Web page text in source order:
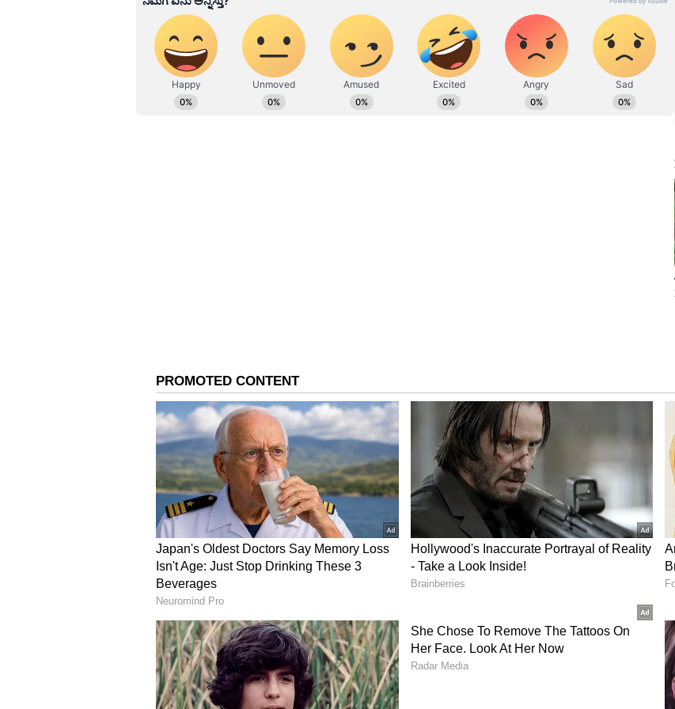
ಒಪ್ಪಿಕೊಳ್ಳುವ ಅನಿವಾರ್ಯತೆ ಉಂಟಾಯಿತು ಎಂದು ದೀಪಿಕಾ (Deepika Padukone) ಹೇಳಿಕೊಂಡಿದ್ದಾರೆ.
ಇದು ವೈರಲ್​ ಆಗುತ್ತಲೇ ಥಹರೇವಾರಿ ಕಮೆಂಟ್​ಗಳ ಸುರಿಮಳೆಯಾಗುತ್ತಿದೆ. ಕೆಲವರು ಎಷ್ಟು ಕಲಿತರು
ಎನ್ನುವುದು ಮುಖ್ಯವಲ್ಲ, ಎಷ್ಟು ಯಶಸ್ಸು ಪಡೆದಿದ್ದೀರಿ ಎನ್ನುವುದು ಮುಖ್ಯವಾಗುತ್ತದೆ ಎಂದಿದ್ದರೆ, ನಿಮ್ಮ ಇಂಗ್ಲಿಷ್​
ತುಂಬಾ ಚೆನ್ನಾಗಿದೆ ಎಂದು ಕೆಲವರು ಹೇಳಿದ್ದಾರೆ. ಇನ್ನು ಕೆಲವರು ಈಗಲಾದರೂ ಡಿಗ್ರಿ ಪಡೆಯಿರಿ ಎಂದಿದ್ದಾರೆ.
'ಭೀಮಾ ಕೊರೆಗಾಂವ್' ಮೂಲಕ ಸ್ಯಾಂಡಲ್​ವುಡ್​ನಲ್ಲಿ ಮತ್ತೆ ದೀಪಿಕಾ? ನಿರ್ದೇಶಕ ಹೇಳಿದ್ದೇನು?
ಆದರೆ ಕಮೆಂಟ್​ಗಳಲ್ಲಿ ಹೆಚ್ಚಿನವರು ದೀಪಿಕಾ ಶಿಕ್ಷಣದ ಕುರಿತು ಟೀಕೆ ಮಾಡಿದ್ದಾರೆ. ನೀವು ಟುಕಡೆ ಟುಕಡೆ ಗ್ಯಾಂಗ್​
ಗೆ ಸಪೋರ್ಟ್​ ಮಾಡಿದ್ದು ಏಕೆ ಎಂದು ಈಗ ಗೊತ್ತಾಯ್ತು ಎಂದು ನಟಿಯ ಕಾಲೆಳೆದಿದ್ದಾರೆ. ಅಷ್ಟಕ್ಕೂ
ಆಗಿದ್ದೇನೆಂದರೆ, 2020ರಲ್ಲಿ ದೆಹಲಿಯ ಪ್ರತಿಷ್ಠಿತ ಜವಾಹರ್​ ಲಾಲ್​ ನೆಹರು ವಿಶ್ವವಿದ್ಯಾಲಯ(ಜೆಎನ್​ಯು-
JNU)ದಲ್ಲಿ ನಡೆದಿದ್ದ ಗೂಂಡಾ ದಾಳಿ ಖಂಡಿಸಿ ನಡೆಯುತ್ತಿರುವ ಪ್ರತಿಭಟನೆಯಲ್ಲಿ ದೀಪಿಕಾ ಪಡುಕೋಣೆ
ಭಾಗವಹಿಸಿ ವಿದ್ಯಾರ್ಥಿಗಳಿಗೆ ಬೆಂಬಲ ವ್ಯಕ್ತಪಡಿಸಿದ್ದರು. ಜೆಎನ್​ಯು ವಿದ್ಯಾರ್ಥಿ ನಾಯಕ ಕನ್ಹಯ್ಯ ಕುಮಾರ್​
ಅವರು ಒಮ್ಮೆ ಭಾರತ ದೇಶವನ್ನು ಟುಕಡೆ ಟುಕಡೆ ಮಾಡುವುದಾಗಿ ಹೇಳುವ ಮೂಲಕ ಭಾರಿ ಟೀಕೆಗೆ
ಒಳಗಾಗಿದ್ದರು. ಈಗ ಅವರ ಪರವಾಗಿಯೇ ದೀಪಿಕಾ ಸಪೋರ್ಟ್​ ಮಾಡಿದ್ದರಿಂದ ಆಗ ದೀಪಿಕಾ ವಿರುದ್ಧವೂ
ಸಾಕಷ್ಟು ಟೀಕೆಗಳು ಬಂದಿದ್ದವು. ಟುಕಡೆ ಟುಕಡೆ ಗ್ಯಾಂಗ್​ ಸಪೋರ್ಟರ್​ ಎಂದು ದೀಪಿಕಾರಕ್ಕೆ ಹೀಯಾಳಿಸಿದ್ದರು.
ಈಗ ತಾವು ಕಾಲೇಜು ಶಿಕ್ಷಣ ಪಡೆದಿಲ್ಲ ಎಂದು ದೀಪಿಕಾ ಹೇಳಿದ್ದರಿಂದ ಈ ಘಟನೆಯನ್ನು ಮತ್ತೆ ಹಲವರು
ಟ್ರೋಲಿಗರು ಮುನ್ನೆಲೆಗೆ ತಂದಿದ್ದಾರೆ.